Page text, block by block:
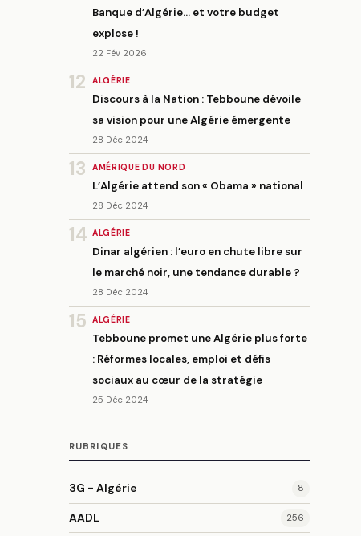
Banque d’Algérie… et votre budget
explose !
22 Fév 2026
12 ALGÉRIE
Discours à la Nation : Tebboune dévoile
sa vision pour une Algérie émergente
28 Déc 2024
13 AMÉRIQUE DU NORD
L’Algérie attend son « Obama » national
28 Déc 2024
14 ALGÉRIE
Dinar algérien : l’euro en chute libre sur
le marché noir, une tendance durable ?
28 Déc 2024
15 ALGÉRIE
Tebboune promet une Algérie plus forte
: Réformes locales, emploi et défis
sociaux au cœur de la stratégie
25 Déc 2024
RUBRIQUES
3G - Algérie 8
AADL 256